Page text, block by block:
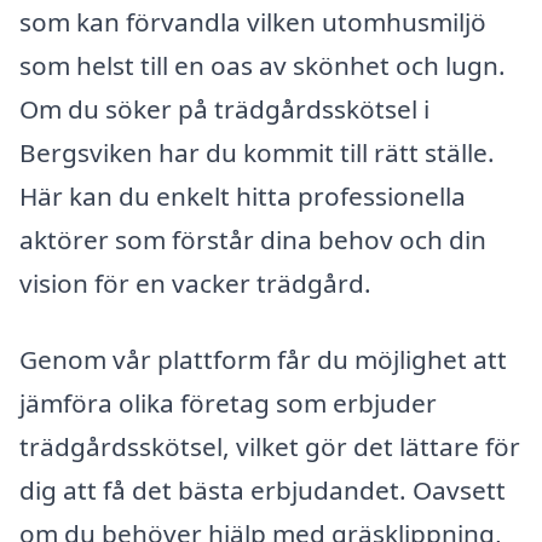
som kan förvandla vilken utomhusmiljö
som helst till en oas av skönhet och lugn.
Om du söker på trädgårdsskötsel i
Bergsviken har du kommit till rätt ställe.
Här kan du enkelt hitta professionella
aktörer som förstår dina behov och din
vision för en vacker trädgård.
Genom vår plattform får du möjlighet att
jämföra olika företag som erbjuder
trädgårdsskötsel, vilket gör det lättare för
dig att få det bästa erbjudandet. Oavsett
om du behöver hjälp med gräsklippning,